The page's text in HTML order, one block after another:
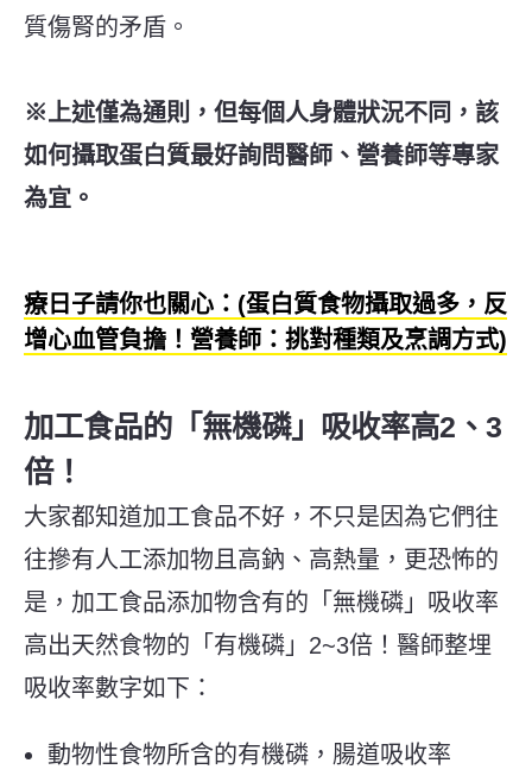
質傷腎的矛盾。
※上述僅為通則，但每個人身體狀況不同，該
如何攝取蛋白質最好詢問醫師、營養師等專家
為宜。
療日子請你也關心：(蛋白質食物攝取過多，反
增心血管負擔！營養師：挑對種類及烹調方式)
加工食品的「無機磷」吸收率高2、3
倍！
大家都知道加工食品不好，不只是因為它們往
往摻有人工添加物且高鈉、高熱量，更恐怖的
是，加工食品添加物含有的「無機磷」吸收率
高出天然食物的「有機磷」2~3倍！醫師整埋
吸收率數字如下：
動物性食物所含的有機磷，腸道吸收率